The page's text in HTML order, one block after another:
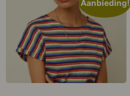
Aanbieding!